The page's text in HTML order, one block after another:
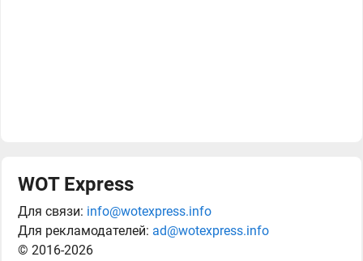
WOT Express
Для связи: info@wotexpress.info
Для рекламодателей: ad@wotexpress.info
© 2016-2026